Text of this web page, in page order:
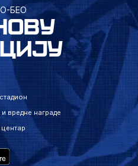
БЕО
вредне награде